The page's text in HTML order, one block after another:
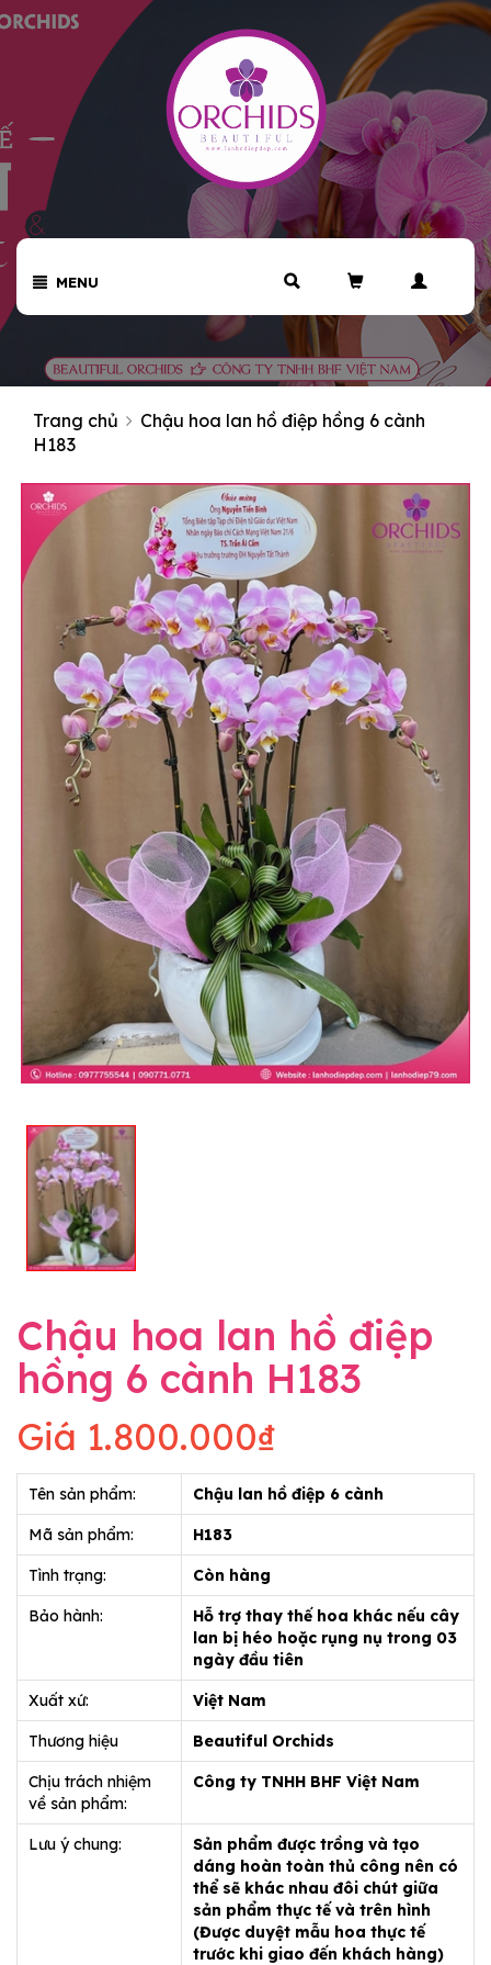
MENU
Trang chủ
Chậu hoa lan hồ điệp hồng 6 cành
H183
Chậu hoa lan hồ điệp
hồng 6 cành H183
Giá 1.800.000₫
Tên sản phẩm: Chậu lan hồ điệp 6 cành
Mã sản phẩm: H183
Tình trạng: Còn hàng
Bảo hành:
Hỗ trợ thay thế hoa khác nếu cây
lan bị héo hoặc rụng nụ trong 03
ngày đầu tiên
Xuất xứ: Việt Nam
Thương hiệu Beautiful Orchids
Chịu trách nhiệm
về sản phẩm:
Công ty TNHH BHF Việt Nam
Lưu ý chung:
Sản phẩm được trồng và tạo
dáng hoàn toàn thủ công nên có
thể sẽ khác nhau đôi chút giữa
sản phẩm thực tế và trên hình
(Được duyệt mẫu hoa thực tế
trước khi giao đến khách hàng)